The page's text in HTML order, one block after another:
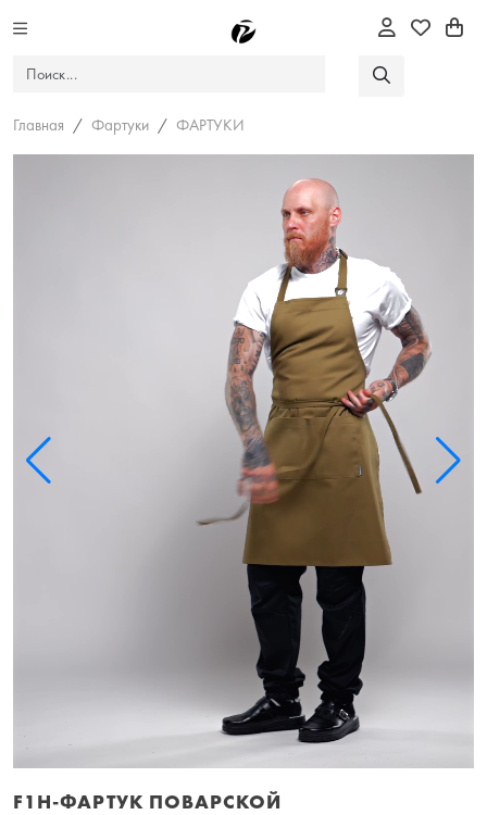
Главная Фартуки ФАРТУКИ
F1H-ФАРТУК ПОВАРСКОЙ